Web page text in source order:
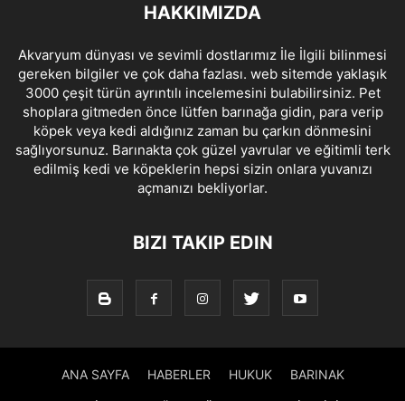
HAKKIMIZDA
Akvaryum dünyası ve sevimli dostlarımız İle İlgili bilinmesi
gereken bilgiler ve çok daha fazlası. web sitemde yaklaşık
3000 çeşit türün ayrıntılı incelemesini bulabilirsiniz. Pet
shoplara gitmeden önce lütfen barınağa gidin, para verip
köpek veya kedi aldığınız zaman bu çarkın dönmesini
sağlıyorsunuz. Barınakta çok güzel yavrular ve eğitimli terk
edilmiş kedi ve köpeklerin hepsi sizin onlara yuvanızı
açmanızı bekliyorlar.
BIZI TAKIP EDIN
ANA SAYFA HABERLER HUKUK BARINAK